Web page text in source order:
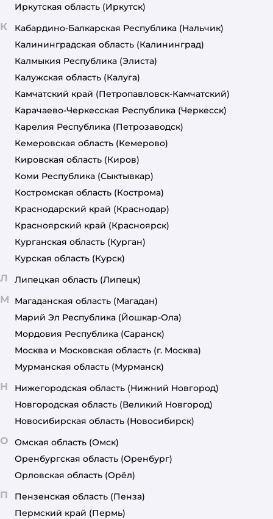
Иркутская область (Иркутск)
К Кабардино-Балкарская Республика (Нальчик)
Калининградская область (Калининград)
Калмыкия Республика (Элиста)
Калужская область (Калуга)
Камчатский край (Петропавловск-Камчатский)
Карачаево-Черкесская Республика (Черкесск)
Карелия Республика (Петрозаводск)
Кемеровская область (Кемерово)
Кировская область (Киров)
Коми Республика (Сыктывкар)
Костромская область (Кострома)
Краснодарский край (Краснодар)
Красноярский край (Красноярск)
Курганская область (Курган)
Курская область (Курск)
Л Липецкая область (Липецк)
М Магаданская область (Магадан)
Марий Эл Республика (Йошкар-Ола)
Мордовия Республика (Саранск)
Москва и Московская область (г. Москва)
Мурманская область (Мурманск)
Н Нижегородская область (Нижний Новгород)
Новгородская область (Великий Новгород)
Новосибирская область (Новосибирск)
О Омская область (Омск)
Оренбургская область (Оренбург)
Орловская область (Орёл)
П Пензенская область (Пенза)
Пермский край (Пермь)